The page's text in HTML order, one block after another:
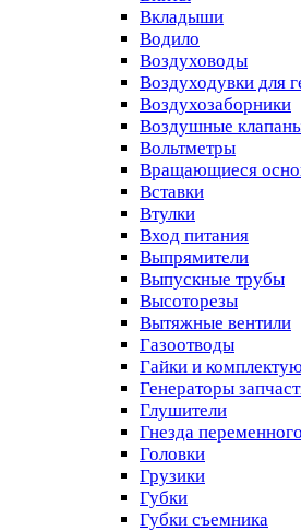
Вкладыши
Водило
Воздуховоды
Воздуходувки для
Воздухозаборники
Воздушные
Вольтметры
Вращающиеся
Вставки
Втулки
Вход питания
Выпрямители
Выпускные трубы
Высоторезы
Вытяжные вентили
Газоотводы
Гайки и
Генераторы
Глушители
Гнезда
Головки
Грузики
Губки
Губки съемника